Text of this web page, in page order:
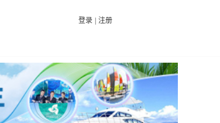
登录 注册